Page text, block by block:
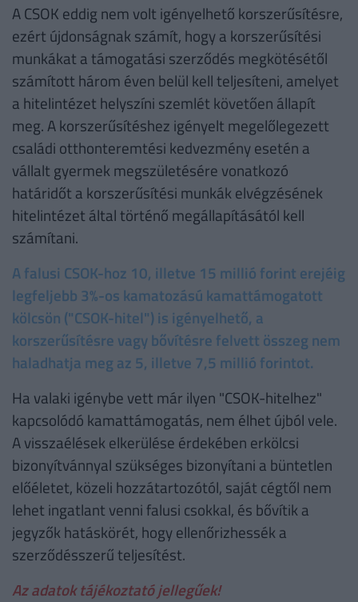
A CSOK eddig nem volt igényelhető korszerűsítésre,
ezért újdonságnak számít, hogy a korszerűsítési
munkákat a támogatási szerződés megkötésétől
számított három éven belül kell teljesíteni, amelyet
a hitelintézet helyszíni szemlét követően állapít
meg. A korszerűsítéshez igényelt megelőlegezett
családi otthonteremtési kedvezmény esetén a
vállalt gyermek megszületésére vonatkozó
határidőt a korszerűsítési munkák elvégzésének
hitelintézet által történő megállapításától kell
számítani.
A falusi CSOK-hoz 10, illetve 15 millió forint erejéig
legfeljebb 3%-os kamatozású kamattámogatott
kölcsön ("CSOK-hitel") is igényelhető, a
korszerűsítésre vagy bővítésre felvett összeg nem
haladhatja meg az 5, illetve 7,5 millió forintot.
Ha valaki igénybe vett már ilyen "CSOK-hitelhez"
kapcsolódó kamattámogatás, nem élhet újból vele.
A visszaélések elkerülése érdekében erkölcsi
bizonyítvánnyal szükséges bizonyítani a büntetlen
előéletet, közeli hozzátartozótól, saját cégtől nem
lehet ingatlant venni falusi csokkal, és bővítik a
jegyzők hatáskörét, hogy ellenőrizhessék a
szerződésszerű teljesítést.
Az adatok tájékoztató jellegűek!